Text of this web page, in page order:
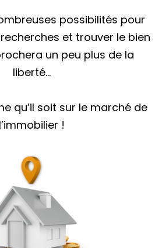
possibilités pour
et trouver le bien
un peu plus de la
liberté…
qu’il soit sur le marché de
l’immobilier !